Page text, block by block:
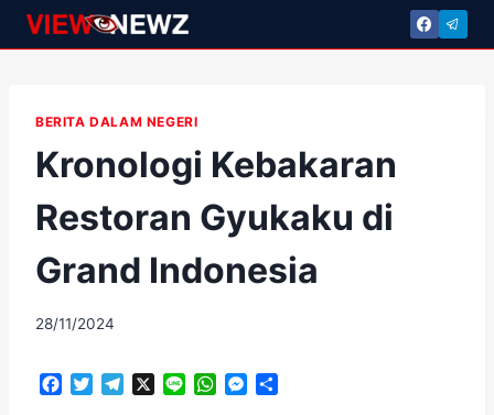
Skip
to
BERITA DALAM NEGERI
Kronologi Kebakaran
Restoran Gyukaku di
Grand Indonesia
By
28/11/2024
W
M